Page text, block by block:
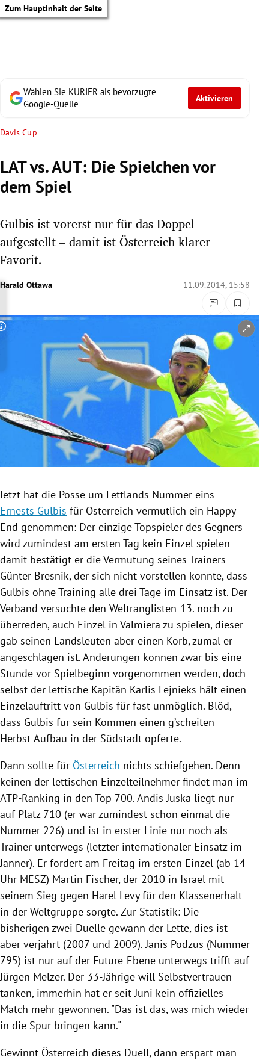
Zum Hauptinhalt der Seite
Untermenü
Untermenü
Untermenü
Untermenü
Untermenü
Wählen Sie KURIER als bevorzugte
Google-Quelle
Aktivieren
Davis Cup
LAT vs. AUT: Die Spielchen vor
dem Spiel
Gulbis ist vorerst nur für das Doppel
aufgestellt – damit ist Österreich klarer
Favorit.
Harald Ottawa 11.09.2014, 15:58
Copyright-Hinweis öffnen/schließen
Jetzt hat die Posse um Lettlands Nummer eins
Ernests Gulbis für Österreich vermutlich ein Happy
End genommen: Der einzige Topspieler des Gegners
wird zumindest am ersten Tag kein Einzel spielen –
damit bestätigt er die Vermutung seines Trainers
Günter Bresnik, der sich nicht vorstellen konnte, dass
Gulbis ohne Training alle drei Tage im Einsatz ist. Der
Verband versuchte den Weltranglisten-13. noch zu
überreden, auch Einzel in Valmiera zu spielen, dieser
gab seinen Landsleuten aber einen Korb, zumal er
angeschlagen ist. Änderungen können zwar bis eine
Stunde vor Spielbeginn vorgenommen werden, doch
selbst der lettische Kapitän Karlis Lejnieks hält einen
Einzelauftritt von Gulbis für fast unmöglich. Blöd,
dass Gulbis für sein Kommen einen g’scheiten
Herbst-Aufbau in der Südstadt opferte.
Dann sollte für Österreich nichts schiefgehen. Denn
keinen der lettischen Einzelteilnehmer findet man im
ATP-Ranking in den Top 700. Andis Juska liegt nur
auf Platz 710 (er war zumindest schon einmal die
Nummer 226) und ist in erster Linie nur noch als
Trainer unterwegs (letzter internationaler Einsatz im
Jänner). Er fordert am Freitag im ersten Einzel (ab 14
Uhr MESZ) Martin Fischer, der 2010 in Israel mit
seinem Sieg gegen Harel Levyfür den Klassenerhalt
in der Weltgruppe sorgte. Zur Statistik: Die
bisherigen zwei Duelle gewann der Lette, dies ist
aber verjährt (2007 und 2009). Janis Podzus (Nummer
795) ist nur auf der Future-Ebene unterwegs trifft auf
Jürgen Melzer. Der 33-Jährige will Selbstvertrauen
tanken, immerhin hat er seit Juni kein offizielles
Match mehr gewonnen. "Das ist das, was mich wieder
in die Spur bringen kann."
Gewinnt Österreich dieses Duell, dann erspart man